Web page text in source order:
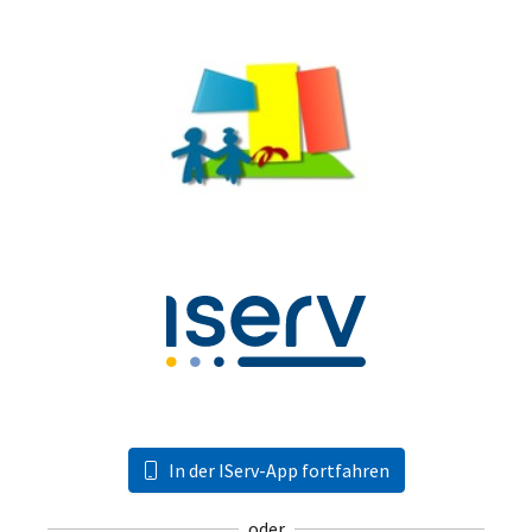
In der IServ-App fortfahren